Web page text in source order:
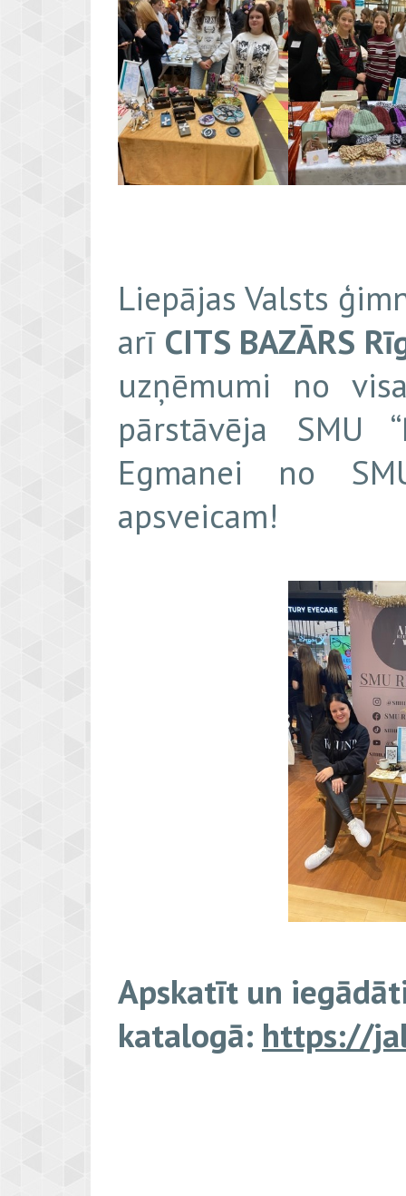
Liepājas Valsts
arī CITS BAZĀRS
uzņēmumi no
pārstāvēja SMU
Egmanei no
apsveicam!
Apskatīt un
katalogā: https://